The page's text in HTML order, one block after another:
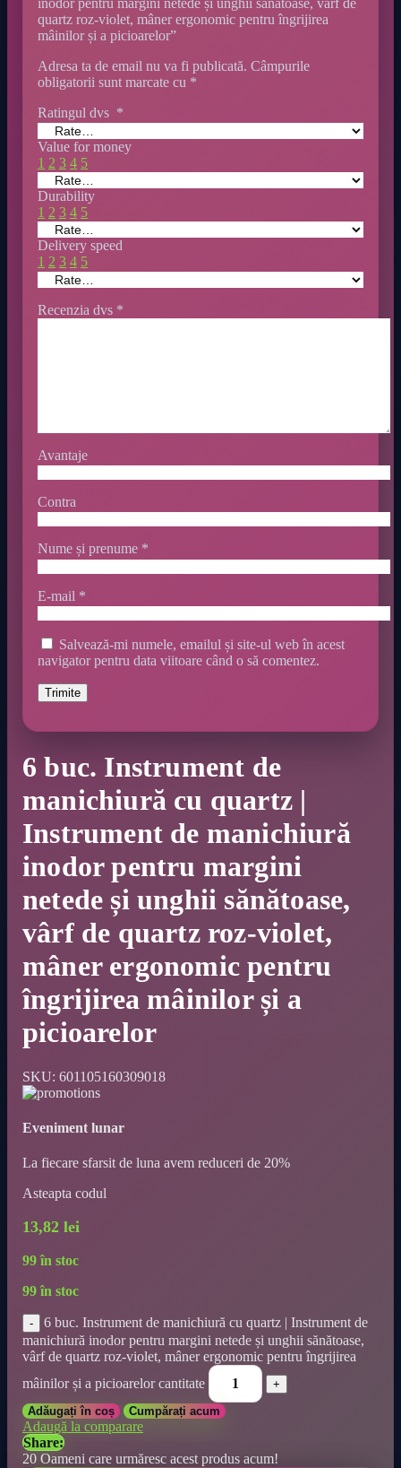
inodor pentru margini netede și unghii sănătoase, vârf de
quartz roz-violet, mâner ergonomic pentru îngrijirea
mâinilor și a picioarelor”
Adresa ta de email nu va fi publicată. Câmpurile
obligatorii sunt marcate cu *
Ratingul dvs *
Value for money
1 2 3 4 5
Durability
1 2 3 4 5
Delivery speed
1 2 3 4 5
Recenzia dvs *
Avantaje
Contra
Nume și prenume *
E-mail *
Salvează-mi numele, emailul și site-ul web în acest
navigator pentru data viitoare când o să comentez.
6 buc. Instrument de
manichiură cu quartz |
Instrument de manichiură
inodor pentru margini
netede și unghii sănătoase,
vârf de quartz roz-violet,
mâner ergonomic pentru
îngrijirea mâinilor și a
picioarelor
SKU: 601105160309018
Eveniment lunar
La fiecare sfarsit de luna avem reduceri de 20%
Asteapta codul
13,82 lei
99 în stoc
99 în stoc
6 buc. Instrument de manichiură cu quartz | Instrument de
manichiură inodor pentru margini netede și unghii sănătoase,
vârf de quartz roz-violet, mâner ergonomic pentru îngrijirea
mâinilor și a picioarelor cantitate
Adăugați în coș Cumpărați acum
Adaugă la comparare
Share:
20 Oameni care urmăresc acest produs acum!